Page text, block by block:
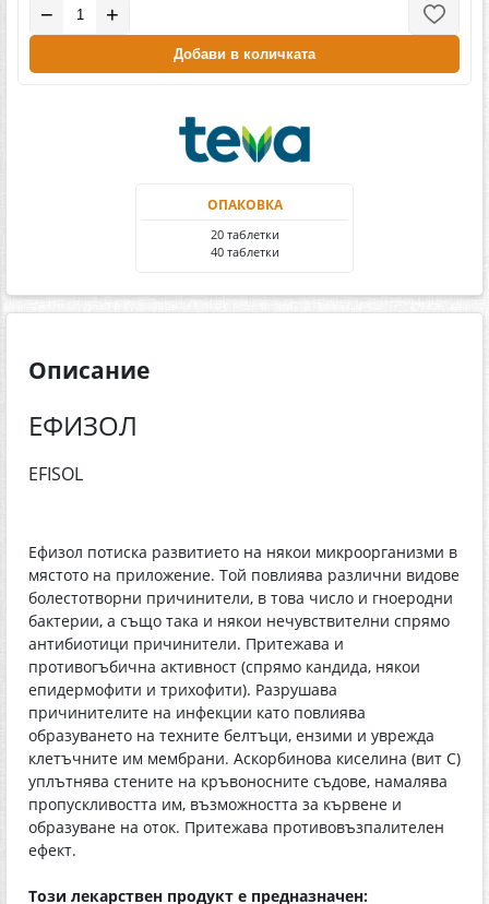
− +
Добави в количката
ОПАКОВКА
20 таблетки
40 таблетки
Описание
ЕФИЗОЛ
EFISOL
Ефизол потиска развитието на някои микроорганизми в
мястото на приложение. Той повлиява различни видове
болестотворни причинители, в това число и гноеродни
бактерии, а също така и някои нечувствителни спрямо
антибиотици причинители. Притежава и
противогъбична активност (спрямо кандида, някои
епидермофити и трихофити). Разрушава
причинителите на инфекции като повлиява
образуването на техните белтъци, ензими и уврежда
клетъчните им мембрани. Аскорбинова киселина (вит С)
уплътнява стените на кръвоносните съдове, намалява
пропускливостта им, възможността за кървене и
образуване на оток. Притежава противовъзпалителен
ефект.
Този лекарствен продукт е предназначен: